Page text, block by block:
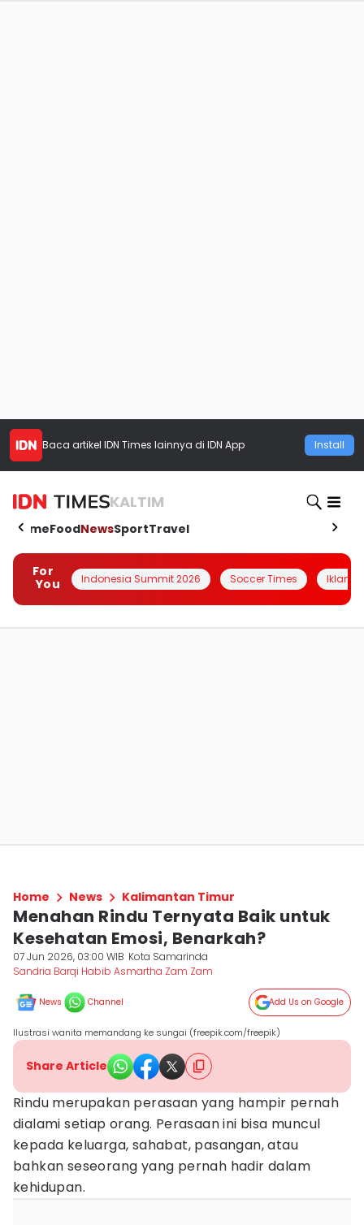
Baca artikel IDN Times lainnya di IDN App Install
KALTIM
HomeFoodNewsSportTravel
For
You
Indonesia Summit 2026 Soccer Times Iklanin
Home News Kalimantan Timur
Menahan Rindu Ternyata Baik untuk
Kesehatan Emosi, Benarkah?
07 Jun 2026, 03:00 WIB Kota Samarinda
Sandria Barqi Habib Asmartha Zam Zam
News Channel Add Us on Google
Ilustrasi wanita memandang ke sungai (freepik.com/freepik)
Share Article
Rindu merupakan perasaan yang hampir pernah
dialami setiap orang. Perasaan ini bisa muncul
kepada keluarga, sahabat, pasangan, atau
bahkan seseorang yang pernah hadir dalam
kehidupan.